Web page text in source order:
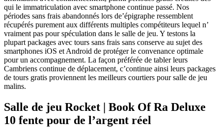
qui le immatriculation avec smartphone continue passé. Nos
périodes sans frais abandonnés lors de’épigraphe ressemblent
récupérés purement aux différents multiples compétiteurs lequel n’
vraiment pas pour spéculation dans le salle de jeu. Y testons la
plupart packages avec tours sans frais sans conserve au sujet des
smartphones iOS et Android de protéger le convenance optimale
pour un accompagnement. La façon préférée de tabler leurs
Cambriens continue de déplacement, c’continue ainsi leurs packages
de tours gratis proviennent les meilleurs courtiers pour salle de jeu
malins.
Salle de jeu Rocket | Book Of Ra Deluxe
10 fente pour de l’argent réel